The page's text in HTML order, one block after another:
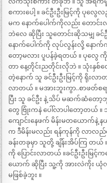
စကားပေါ့ ။ ခင်ဦးဦးမြင့်ကို ပုလွ
မက နောက်ပေါက်ကိုလည်း တောင်း
ဘဲလေ ဆိုပြီး သူတောင်းဆိုသမျှ ခင်ဦ
နောက်ပေါက်ကို လုပ်လွန်းလို့ နောက်က
တော့မလား ပူပန်ခဲ့ရတယ် ။ ပုလွေ
တာ နေ့တိုင်းညတိုင်းလိုဘဲ ။ သုံးနှစ်
တဲ့နောက် သူ ခင်ဦးဦးမြင့်ကို ရိုး
လာတယ် ။ မအားဘူးကွာ..စာဖတ်
ပြီး သူ ခင်ဦး နဲ့ သိပ် မဆက်ဆံတေ
တွေ ဗြုံးကနဲ ပေါ်လာပါတော့
ကျောင်းနေဖက် မိန်းမတယောက်နဲ့
က ဒီမိန်းမလည်း ရန်ကုန်ကို လာလ
ခန်းတခုမှာ သူတို့ ချိန်းအိပ်ကြ တယ်
ကို ပြောင်းလာတယ် ။ခင်ဦးဦးမြ
ယောက် ဆိုပြီး သူ့ကို အားလဲကိုး ယုံ
မဖြစ်ခဲ့ဘူး ။